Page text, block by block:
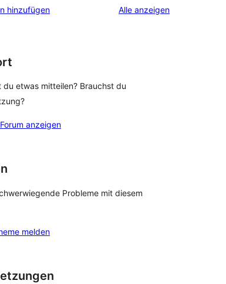
hinzufügen Alle Rezensionen
anzeigen
du etwas mitteilen? Brauchst du
anzeigen
Probleme mit diesem
melden